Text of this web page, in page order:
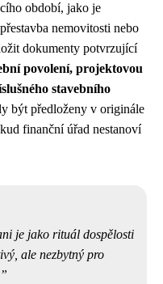
období, jako je
nemovitosti nebo
dokumenty potvrzující
povolení, projektovou
stavebního
být předloženy v originále
finanční úřad nestanoví
je jako rituál dospělosti
ale nezbytný pro